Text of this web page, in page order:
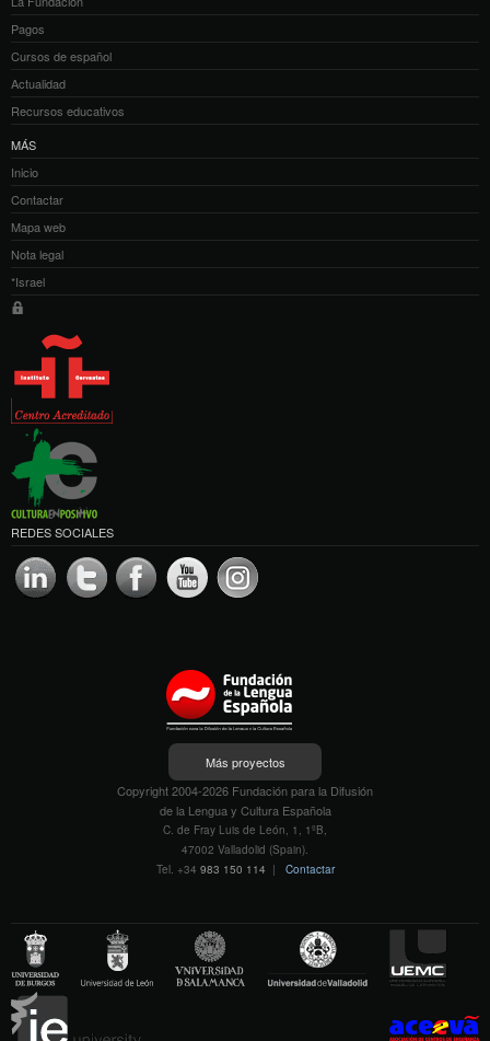
Pagos
Cursos de español
Actualidad
Recursos educativos
MÁS
Inicio
Contactar
Mapa web
Nota legal
*Israel
REDES SOCIALES
Más proyectos
Copyright 2004-2026 Fundación para la Difusión
de la Lengua y Cultura Española
C. de Fray Luis de León, 1, 1ºB,
47002 Valladolid (Spain).
Tel. +34 983 150 114 | Contactar